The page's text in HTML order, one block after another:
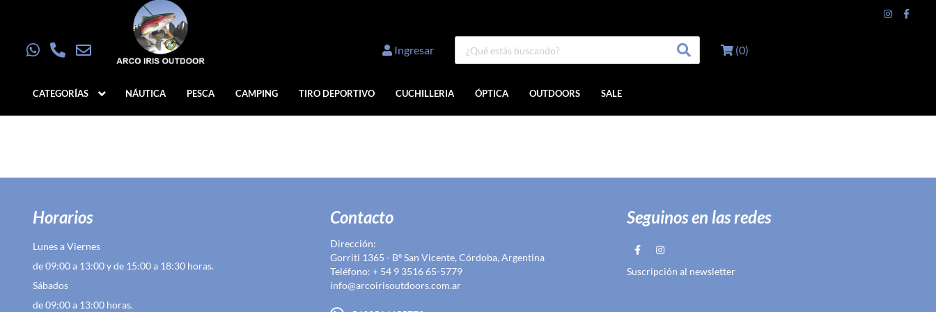
Ingresar (0)
CATEGORÍAS NÁUTICA PESCA CAMPING TIRO DEPORTIVO CUCHILLERIA ÓPTICA OUTDOORS SALE
Horarios
Lunes a Viernes
de 09:00 a 13:00 y de 15:00 a 18:30 horas.
Sábados
de 09:00 a 13:00 horas.
Contacto
Dirección:
Gorriti 1365 - Bº San Vicente, Córdoba, Argentina
Teléfono: + 54 9 3516 65-5779
info@arcoirisoutdoors.com.ar
Seguinos en las redes
Suscripción al newsletter